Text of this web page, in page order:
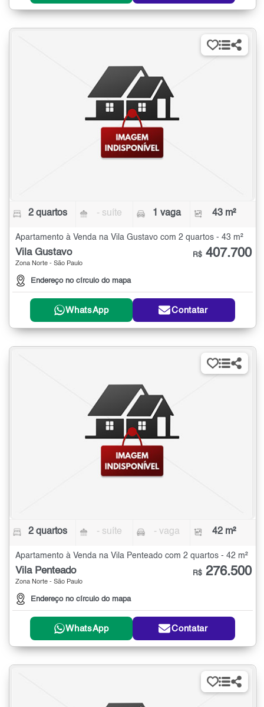
2 quartos - suíte 1 vaga 43 m²
Apartamento à Venda na Vila Gustavo com 2 quartos - 43 m²
Vila Gustavo
Zona Norte - São Paulo
Endereço no círculo do mapa
R$ 407.700
WhatsApp Contatar
2 quartos - suíte - vaga 42 m²
Apartamento à Venda na Vila Penteado com 2 quartos - 42 m²
Vila Penteado
Zona Norte - São Paulo
Endereço no círculo do mapa
R$ 276.500
WhatsApp Contatar